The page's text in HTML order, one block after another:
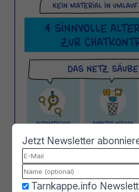
Ausblick der
Jetzt Newsletter
Tarnkappe.info